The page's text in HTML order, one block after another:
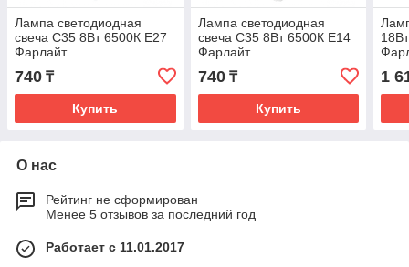
Лампа светодиодная
свеча С35 8Вт 6500К Е27
Фарлайт
740 ₸
Купить
Лампа светодиодная
свеча С35 8Вт 6500К Е14
Фарлайт
740₸
Купить
1
О нас
Рейтинг не сформирован
Менее 5 отзывов за последний год
Работает с 11.01.2017